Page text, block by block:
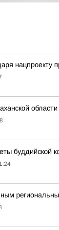
нацпроекту
буддийской